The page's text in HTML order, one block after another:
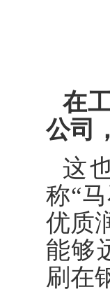
在
公司
这
称“
优质
能够
刷在